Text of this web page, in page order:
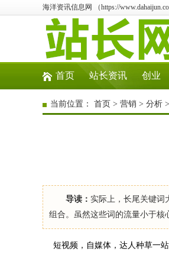
海洋资讯信息网 （https://
首页 站长资讯 创业
当前位置： 首页 > 营销 > 分析
导读： 实际上，长尾关键词
组合。虽然这些词的流量小于核
短视频，自媒体，达人种草一